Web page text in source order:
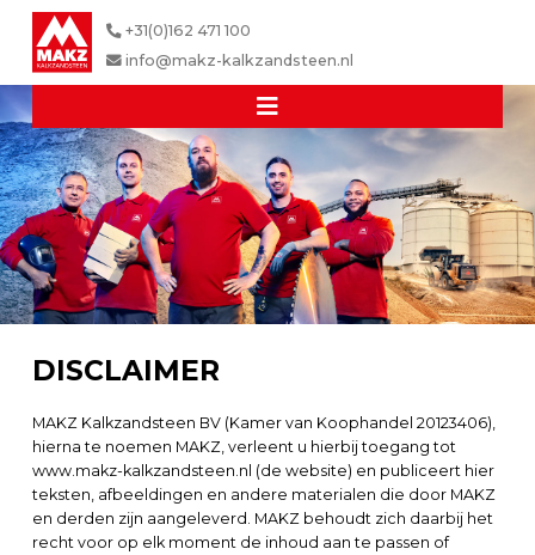
+31(0)162 471 100
info@makz-kalkzandsteen.nl
DISCLAIMER
MAKZ Kalkzandsteen BV (Kamer van Koophandel 20123406),
hierna te noemen MAKZ, verleent u hierbij toegang tot
www.makz-kalkzandsteen.nl (de website) en publiceert hier
teksten, afbeeldingen en andere materialen die door MAKZ
en derden zijn aangeleverd. MAKZ behoudt zich daarbij het
recht voor op elk moment de inhoud aan te passen of